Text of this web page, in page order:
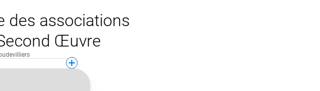
des associations
Œuvre